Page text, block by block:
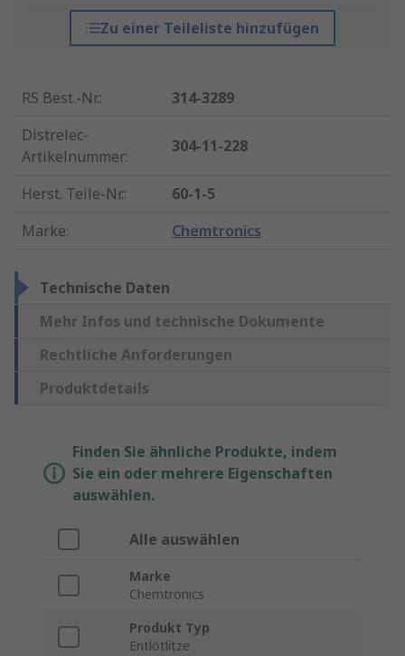
Zu einer Teileliste hinzufügen
RS Best.-Nr.:
314-3289
Distrelec-
Artikelnummer:
304-11-228
Herst. Teile-Nr.:
60-1-5
Marke: Chemtronics
Technische Daten
Mehr Infos und technische Dokumente
Rechtliche Anforderungen
Produktdetails
Finden Sie ähnliche Produkte, indem
Sie ein oder mehrere Eigenschaften
auswählen.
Alle auswählen
Marke
Chemtronics
Produkt Typ
Entlötlitze